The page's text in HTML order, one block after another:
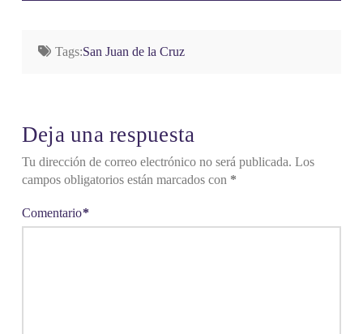
Tags:San Juan de la Cruz
Deja una respuesta
Tu dirección de correo electrónico no será publicada. Los
campos obligatorios están marcados con *
Comentario*